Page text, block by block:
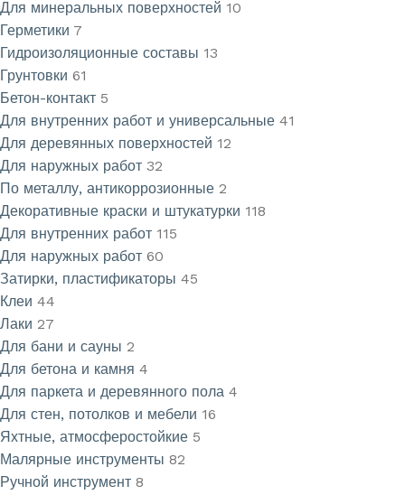
Для минеральных поверхностей 10
Герметики 7
Гидроизоляционные составы 13
Грунтовки 61
Бетон-контакт 5
Для внутренних работ и универсальные 41
Для деревянных поверхностей 12
Для наружных работ 32
По металлу, антикоррозионные 2
Декоративные краски и штукатурки 118
Для внутренних работ 115
Для наружных работ 60
Затирки, пластификаторы 45
Клеи 44
Лаки 27
Для бани и сауны 2
Для бетона и камня 4
Для паркета и деревянного пола 4
Для стен, потолков и мебели 16
Яхтные, атмосферостойкие 5
Малярные инструменты 82
Ручной инструмент 8